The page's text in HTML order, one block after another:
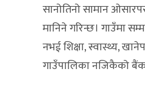
सानोतिनो सामान
मानिने गरिन्छ। गाउँमा
नभई शिक्षा, स्वास्थ्य,
गाउँपालिका नजिकैको